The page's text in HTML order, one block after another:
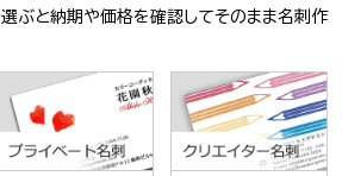
ぶと納期や価格を確認してそのまま名刺作